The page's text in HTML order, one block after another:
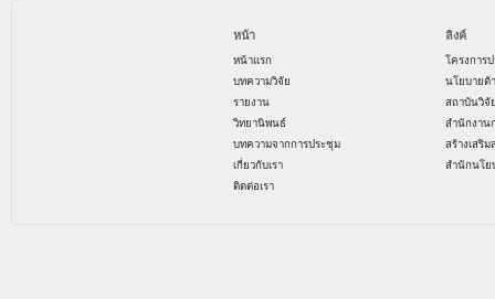
หน้า
หน้าแรก
บทความวิจัย
รายงาน
วิทยานิพนธ์
บทความจากการประชุม
เกี่ยวกับเรา
ติดต่อเรา
ลิงค์
โครงการ
นโยบายด้
สถาบันวิจั
สำนักงาน
สร้างเสริ
สำนักนโย